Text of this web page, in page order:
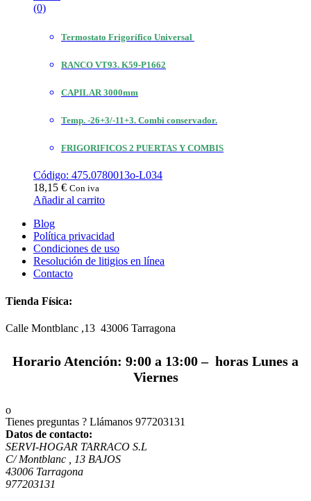
(0)
Termostato Frigorífico Universal
RANCO VT93. K59-P1662
CAPILAR 3000mm
Temp. -26+3/-11+3. Combi conservador.
FRIGORIFICOS 2 PUERTAS Y COMBIS
Código: 475.0780013o-L034
18,15 € Con iva
Añadir al carrito
Blog
Política privacidad
Condiciones de uso
Resolución de litigios en línea
Contacto
Tienda Física:
Calle Montblanc ,13 43006 Tarragona
Horario Atención: 9:00 a 13:00 – horas Lunes a
Viernes
Tienes preguntas ? Llámanos 977203131
Datos de contacto:
SERVI-HOGAR TARRACO S.L
C/ Montblanc , 13 BAJOS
43006 Tarragona
977203131